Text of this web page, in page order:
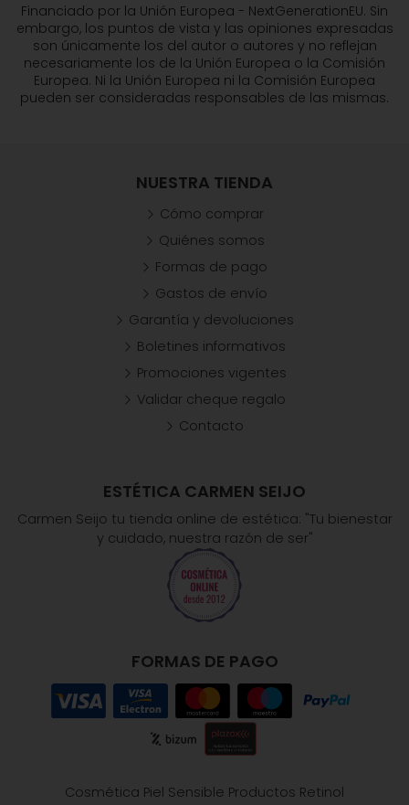
Financiado por la Unión Europea - NextGenerationEU. Sin
embargo, los puntos de vista y las opiniones expresadas
son únicamente los del autor o autores y no reflejan
necesariamente los de la Unión Europea o la Comisión
Europea. Ni la Unión Europea ni la Comisión Europea
pueden ser consideradas responsables de las mismas.
ESTÉTICA CARMEN SEIJO
Carmen Seijo tu tienda online de estética: "Tu bienestar
y cuidado, nuestra razón de ser"
FORMAS DE PAGO
NUESTRA TIENDA
Cómo comprar
Quiénes somos
Formas de pago
Gastos de envío
Garantía y devoluciones
Boletines informativos
Promociones vigentes
Validar cheque regalo
Contacto
Cosmética Piel Sensible Productos Retinol